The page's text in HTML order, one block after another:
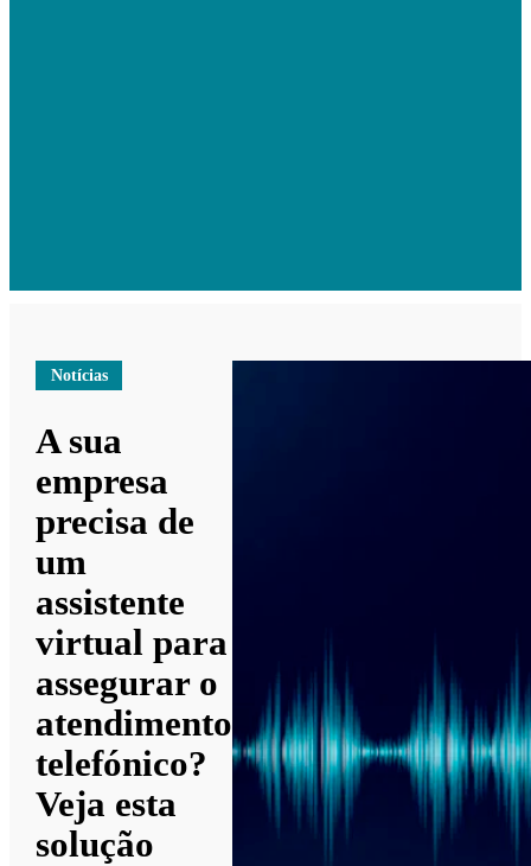
Notícias
A sua
empresa
precisa de
um
assistente
virtual para
assegurar o
atendimento
telefónico?
Veja esta
solução